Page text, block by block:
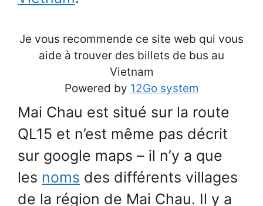
Je vous recommende ce site web qui vous
aide à trouver des billets de bus au
Vietnam
Powered by 12Go system
Mai Chau est situé sur la route
QL15 et n’est même pas décrit
sur google maps – il n’y a que
les noms des différents villages
de la région de Mai Chau. Il y a